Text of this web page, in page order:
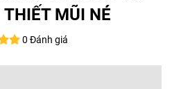
MŨI NÉ
0 Đánh giá